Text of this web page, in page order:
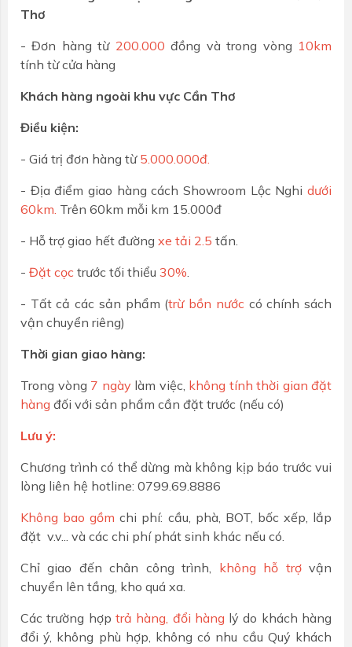
Thơ
- Đơn hàng từ 200.000 đồng và trong vòng 10km
tính từ cửa hàng
Khách hàng ngoài khu vực Cần Thơ
Điều kiện:
- Giá trị đơn hàng từ 5.000.000đ.
- Địa điểm giao hàng cách Showroom Lộc Nghi dưới
60km. Trên 60km mỗi km 15.000đ
- Hỗ trợ giao hết đường xe tải 2.5 tấn.
- Đặt cọc trước tối thiểu 30%.
- Tất cả các sản phẩm (trừ bồn nước có chính sách
vận chuyển riêng)
Thời gian giao hàng:
Trong vòng 7 ngày làm việc, không tính thời gian đặt
hàng đối với sản phẩm cần đặt trước (nếu có)
Lưu ý:
Chương trình có thể dừng mà không kịp báo trước vui
lòng liên hệ hotline: 0799.69.8886
Không bao gồm chi phí: cầu, phà, BOT, bốc xếp, lắp
đặt v.v... và các chi phí phát sinh khác nếu có.
Chỉ giao đến chân công trình, không hỗ trợvận
chuyển lên tầng, kho quá xa.
Các trường hợp trả hàng, đổi hàng lý do khách hàng
đổi ý, không phù hợp, không có nhu cầu Quý khách